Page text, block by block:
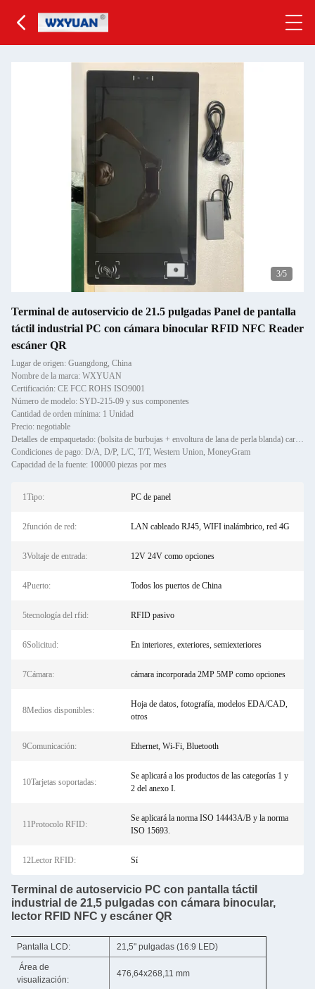
3/5
Terminal de autoservicio de 21.5 pulgadas Panel de pantalla
táctil industrial PC con cámara binocular RFID NFC Reader
escáner QR
Lugar de origen: Guangdong, China
Nombre de la marca: WXYUAN
Certificación: CE FCC ROHS ISO9001
Número de modelo: SYD-215-09 y sus componentes
Cantidad de orden mínima: 1 Unidad
Precio: negotiable
Detalles de empaquetado: (bolsita de burbujas + envoltura de lana de perla blanda) cartón + caja de madera contrachapada
Condiciones de pago: D/A, D/P, L/C, T/T, Western Union, MoneyGram
Capacidad de la fuente: 100000 piezas por mes
1Tipo: PC de panel
2función de red: LAN cableado RJ45, WIFI inalámbrico, red 4G
3Voltaje de entrada: 12V 24V como opciones
4Puerto: Todos los puertos de China
5tecnología del rfid: RFID pasivo
6Solicitud: En interiores, exteriores, semiexteriores
7Cámara: cámara incorporada 2MP 5MP como opciones
8Medios disponibles:
Hoja de datos, fotografía, modelos EDA/CAD,
otros
9Comunicación: Ethernet, Wi-Fi, Bluetooth
10Tarjetas soportadas:
Se aplicará a los productos de las categorías 1 y
2 del anexo I.
11Protocolo RFID:
Se aplicará la norma ISO 14443A/B y la norma
ISO 15693.
12Lector RFID: Sí
Terminal de autoservicio PC con pantalla táctil
industrial de 21,5 pulgadas con cámara binocular,
lector RFID NFC y escáner QR
Pantalla LCD: 21,5" pulgadas (16:9 LED)
Área de
visualización:
476,64x268,11 mm